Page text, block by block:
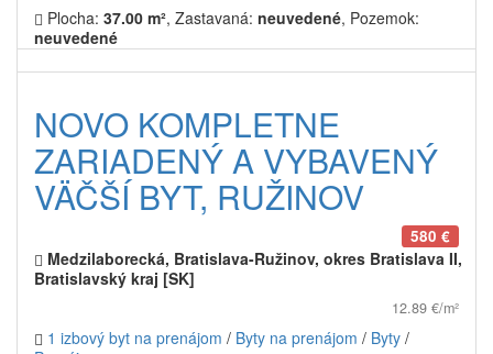
Plocha: 37.00 m², Zastavaná: neuvedené, Pozemok:
neuvedené
NOVO KOMPLETNE
ZARIADENÝ A VYBAVENÝ
VÄČŠÍ BYT, RUŽINOV
580 €
Medzilaborecká, Bratislava-Ružinov, okres Bratislava II,
Bratislavský kraj [SK]
12.89 €/m²
1 izbový byt na prenájom / Byty na prenájom / Byty /